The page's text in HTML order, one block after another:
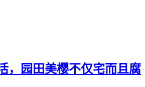
，园田美樱不仅宅而且腐